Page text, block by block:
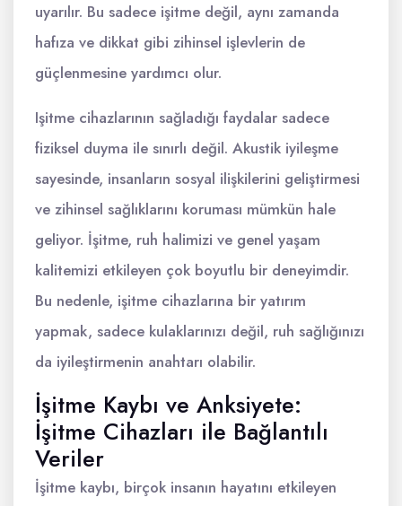
uyarılır. Bu sadece işitme değil, aynı zamanda
hafıza ve dikkat gibi zihinsel işlevlerin de
güçlenmesine yardımcı olur.
Işitme cihazlarının sağladığı faydalar sadece
fiziksel duyma ile sınırlı değil. Akustik iyileşme
sayesinde, insanların sosyal ilişkilerini geliştirmesi
ve zihinsel sağlıklarını koruması mümkün hale
geliyor. İşitme, ruh halimizi ve genel yaşam
kalitemizi etkileyen çok boyutlu bir deneyimdir.
Bu nedenle, işitme cihazlarına bir yatırım
yapmak, sadece kulaklarınızı değil, ruh sağlığınızı
da iyileştirmenin anahtarı olabilir.
İşitme Kaybı ve Anksiyete:
İşitme Cihazları ile Bağlantılı
Veriler
İşitme kaybı, birçok insanın hayatını etkileyen